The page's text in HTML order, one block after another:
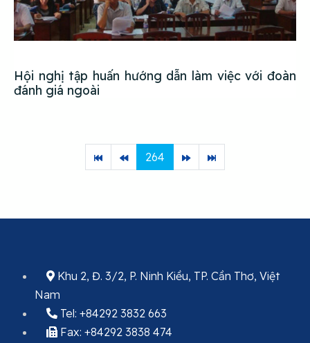
Hội nghị tập huấn hướng dẫn làm việc với đoàn
đánh giá ngoài
264
Khu 2, Đ. 3/2, P. Ninh Kiều, TP. Cần Thơ, Việt
Nam
Tel: +84292 3832 663
Fax: +84292 3838 474